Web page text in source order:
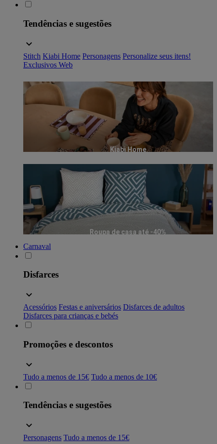
Tendências e sugestões
Stitch Kiabi Home Personagens Personalize seus itens!
Exclusivos Web
Kiabi Home
Roupa de casa até -40%
Carnaval
Disfarces
Acessórios Festas e aniversários Disfarces de adultos
Disfarces para crianças e bebés
Promoções e descontos
Tudo a menos de 15€ Tudo a menos de 10€
Tendências e sugestões
Personagens Tudo a menos de 15€